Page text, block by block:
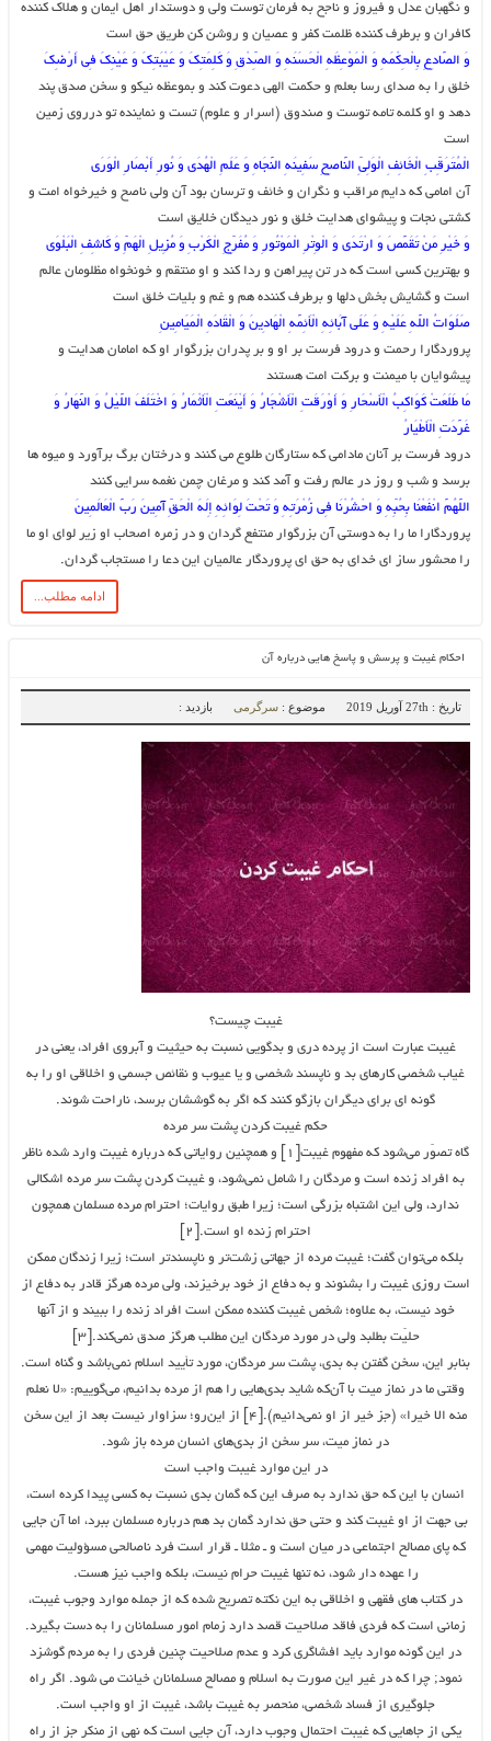
و نگهبان عدل و فیروز و ناجح به فرمان توست ولى و دوستدار اهل ایمان و هلاک کننده
کافران و برطرف کننده ظلمت کفر و عصیان و روشن کن طریق حق است
وَ الصَّادِعِ بِالْحِکْمَهِ وَ الْمَوْعِظَهِ الْحَسَنَهِ وَ الصِّدْقِ وَ کَلِمَتِکَ وَ عَیْبَتِکَ وَ عَیْنِکَ فِی أَرْضِکَ‏
خلق را به صداى رسا بعلم و حکمت الهى دعوت کند و بموعظه نیکو و سخن صدق پند
دهد و او کلمه تامه توست و صندوق (اسرار و علوم) تست و نماینده تو درروى زمین
است
الْمُتَرَقِّبِ الْخَائِفِ الْوَلِیِّ النَّاصِحِ سَفِینَهِ النَّجَاهِ وَ عَلَمِ الْهُدَى وَ نُورِ أَبْصَارِ الْوَرَى‏
آن امامى که دایم مراقب و نگران و خائف و ترسان بود آن ولى ناصح و خیرخواه امت و
کشتى نجات و پیشواى هدایت خلق و نور دیدگان خلایق است
وَ خَیْرِ مَنْ تَقَمَّصَ وَ ارْتَدَى وَ الْوِتْرِ الْمَوْتُورِ وَ مُفَرِّجِ الْکَرْبِ وَ مُزِیلِ الْهَمِّ وَ کَاشِفِ الْبَلْوَى‏
و بهترین کسى است که در تن پیراهن و ردا کند و او منتقم و خونخواه مظلومان عالم
است و گشایش بخش دلها و برطرف کننده هم و غم و بلیات خلق است
صَلَوَاتُ اللَّهِ عَلَیْهِ وَ عَلَى آبَائِهِ الْأَئِمَّهِ الْهَادِینَ وَ الْقَادَهِ الْمَیَامِینِ‏
پروردگارا رحمت و درود فرست بر او و بر پدران بزرگوار او که امامان هدایت و
پیشوایان با میمنت و برکت امت هستند
مَا طَلَعَتْ کَوَاکِبُ الْأَسْحَارِ وَ أَوْرَقَتِ الْأَشْجَارُ وَ أَیْنَعَتِ الْأَثْمَارُ وَ اخْتَلَفَ اللَّیْلُ وَ النَّهَارُ وَ
غَرَّدَتِ الْأَطْیَارُ
درود فرست بر آنان مادامى که ستارگان طلوع مى‏ کنند و درختان برگ برآورد و میوه‏ ها
برسد و شب و روز در عالم رفت و آمد کند و مرغان چمن نغمه سرایى کنند
اللَّهُمَّ انْفَعْنَا بِحُبِّهِ وَ احْشُرْنَا فِی زُمْرَتِهِ وَ تَحْتَ لِوَائِهِ إِلَهَ الْحَقِّ آمِینَ رَبَّ الْعَالَمِینَ‏
پروردگارا ما را به دوستى آن بزرگوار منتفع گردان و در زمره اصحاب او زیر لواى او ما
را محشور ساز اى خداى به حق اى پروردگار عالمیان این دعا را مستجاب گردان.
ادامه مطلب...
احکام غیبت و پرسش و پاسخ هایی درباره آن
تاریخ : 27th آوریل 2019 موضوع : سرگرمی بازدید :
غیبت چیست؟
غیبت عبارت است از پرده درى و بدگویى نسبت به حیثیت و آبروى افراد، یعنی در
غیاب شخصى کارهاى بد و ناپسند شخصی و یا عیوب و نقائص جسمى و اخلاقى او را به
گونه اى براى دیگران بازگو کنند که اگر به گوششان برسد، ناراحت شوند.
حکم غیبت کردن پشت سر مرده
گاه تصوّر می‌شود که مفهوم غیبت[۱] و همچنین روایاتى که درباره غیبت وارد شده ناظر
به افراد زنده است و مردگان را شامل نمی‌شود، و غیبت کردن پشت سر مرده اشکالى
ندارد، ولى این اشتباه بزرگى است؛ زیرا طبق روایات؛ احترام مرده مسلمان همچون
احترام زنده او است.[۲]
بلکه می‌توان گفت؛ غیبت مرده از جهاتى زشت‌تر و ناپسندتر است؛ زیرا زندگان ممکن
است روزى غیبت را بشنوند و به دفاع از خود برخیزند، ولى مرده هرگز قادر به دفاع از
خود نیست، به علاوه؛ شخص غیبت کننده ممکن است افراد زنده را ببیند و از آنها
حلیّت بطلبد ولى در مورد مردگان این مطلب هرگز صدق نمی‌کند.[۳]
بنابر این، سخن گفتن به بدی، پشت سر مردگان، مورد تأیید اسلام نمی‌باشد و گناه است.
وقتی ما در نماز میت با آن‌که شاید بدی‌هایی را هم از مرده بدانیم، می‌گوییم: «لا نعلم
منه الا خیرا» (جز خیر از او نمی‌دانیم).[۴] از این‌رو؛ سزاوار نیست بعد از این سخن
در نماز میت، سر سخن از بدی‌های انسان مرده باز شود.
در این موارد غیبت واجب است
انسان با این که حق ندارد به صرف این که گمان بدى نسبت به کسى پیدا کرده است،
بى جهت از او غیبت کند و حتى حق ندارد گمان بد هم درباره مسلمان ببرد، اما آن جایى
که پاى مصالح اجتماعى در میان است و ـ مثلا ـ قرار است فرد ناصالحى مسؤولیت مهمى
را عهده دار شود، نه تنها غیبت حرام نیست، بلکه واجب نیز هست.
در کتاب هاى فقهى و اخلاقى به این نکته تصریح شده که از جمله موارد وجوب غیبت،
زمانى است که فردى فاقد صلاحیت قصد دارد زمام امور مسلمانان را به دست بگیرد.
در این گونه موارد باید افشاگرى کرد و عدم صلاحیت چنین فردى را به مردم گوشزد
نمود; چرا که در غیر این صورت به اسلام و مصالح مسلمانان خیانت مى شود. اگر راه
جلوگیرى از فساد شخصى، منحصر به غیبت باشد، غیبت از او واجب است.
یکى از جاهایى که غیبت احتمال وجوب دارد، آن جایى است که نهى از منکر جز از راه